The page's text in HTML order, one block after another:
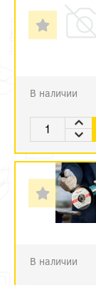
В наличии
В наличии